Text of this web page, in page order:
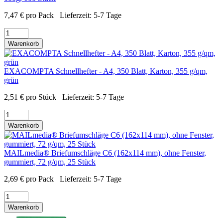
7,47 € pro Pack Lieferzeit: 5-7 Tage
Warenkorb
EXACOMPTA Schnellhefter - A4, 350 Blatt, Karton, 355 g/qm,
grün
2,51 € pro Stück Lieferzeit: 5-7 Tage
Warenkorb
MAILmedia® Briefumschläge C6 (162x114 mm), ohne Fenster,
gummiert, 72 g/qm, 25 Stück
2,69 € pro Pack Lieferzeit: 5-7 Tage
Warenkorb